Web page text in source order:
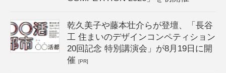
乾久美子や藤本壮介らが登壇、「長谷
工 住まいのデザインコンペティション
20回記念 特別講演会」が8月19日に開
催[PR]